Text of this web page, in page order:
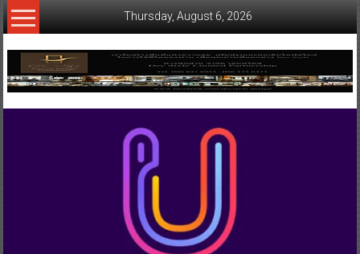
Skip
to
Thursday, August 6, 2026
www.ujunctionnews.com
เว็บ
ข่าว